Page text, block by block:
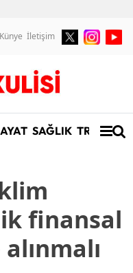
Künye İletişim
SAĞLIK TRAFİK/
finansal